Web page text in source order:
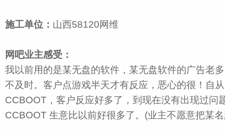
施工单位： 山西58120网维
网吧业主感受：
我以前用的是某无盘的软件，某无盘软件的广告老
不及时。客户点游戏半天才有反应，恶心的很！自
CCBOOT，客户反应好多了，到现在没有出现过问
CCBOOT 生意比以前好很多了。(业主不愿意把某